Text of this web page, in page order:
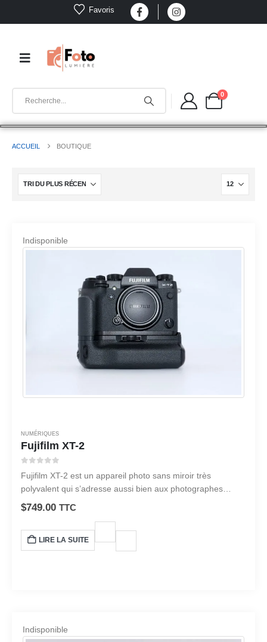
Favoris
0
ACCUEIL BOUTIQUE
Indisponible
NUMÉRIQUES
Fujifilm XT-2
Fujifilm XT-2 est un appareil photo sans miroir très
polyvalent qui s’adresse aussi bien aux photographes
amateurs que professionnels.
$749.00 TTC
LIRE LA SUITE
Indisponible